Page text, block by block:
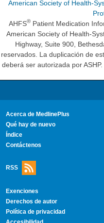
American Society of Health-
AHFS® Patient Medication
American Society of Health-
Highway, Suite 900,
reservados. La duplicación de
deberá ser autorizada por
Acerca de MedlinePlus
Qué hay de nuevo
Índice
Contáctenos
RSS
Exenciones
Derechos de autor
Política de privacidad